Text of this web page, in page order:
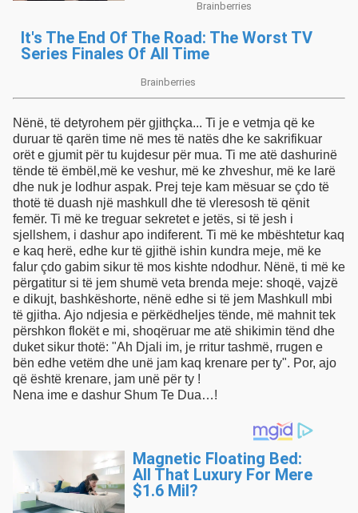
Nënë, të detyrohem për gjithçka... Ti je e vetmja që ke
duruar të qarën time në mes të natës dhe ke sakrifikuar
orët e gjumit për tu kujdesur për mua. Ti me atë dashurinë
tënde të ëmbël,më ke veshur, më ke zhveshur, më ke larë
dhe nuk je lodhur aspak. Prej teje kam mësuar se çdo të
thotë të duash një mashkull dhe të vleresosh të qënit
femër. Ti më ke treguar sekretet e jetës, si të jesh i
sjellshem, i dashur apo indiferent. Ti më ke mbështetur kaq
e kaq herë, edhe kur të gjithë ishin kundra meje, më ke
falur çdo gabim sikur të mos kishte ndodhur. Nënë, ti më ke
përgatitur si të jem shumë veta brenda meje: shoqë, vajzë
e dikujt, bashkëshorte, nënë edhe si të jem Mashkull mbi
të gjitha. Ajo ndjesia e përkëdheljes tënde, më mahnit tek
përshkon flokët e mi, shoqëruar me atë shikimin tënd dhe
duket sikur thotë: "Ah Djali im, je rritur tashmë, rrugen e
bën edhe vetëm dhe unë jam kaq krenare per ty". Por, ajo
që është krenare, jam unë për ty !
Nena ime e dashur Shum Te Dua…!